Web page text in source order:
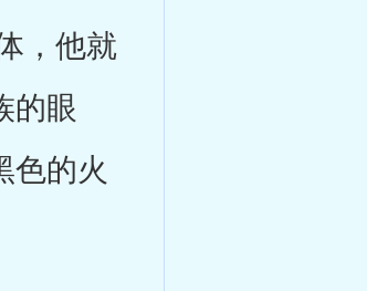
，他就
的眼
色的火